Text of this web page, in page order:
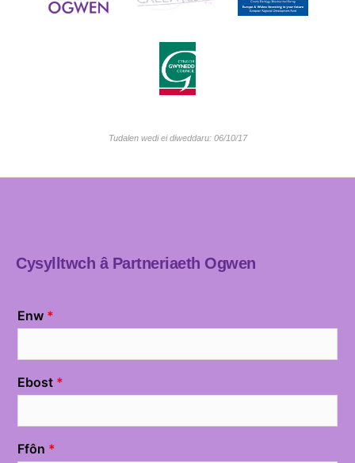
Tudalen wedi ei diweddaru: 06/10/17
Cysylltwch â Partneriaeth Ogwen